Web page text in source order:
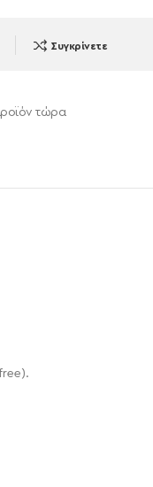
Συγκρίνετε
τώρα